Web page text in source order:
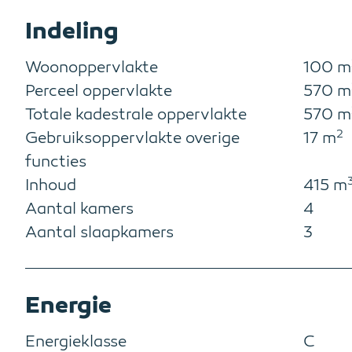
Indeling
Woonoppervlakte 100 m
Perceel oppervlakte 570 m
Totale kadestrale oppervlakte 570 m
Gebruiksoppervlakte overige
functies
17 m2
Inhoud 415 m
Aantal kamers
4
Aantal slaapkamers
3
Energie
Energieklasse
C